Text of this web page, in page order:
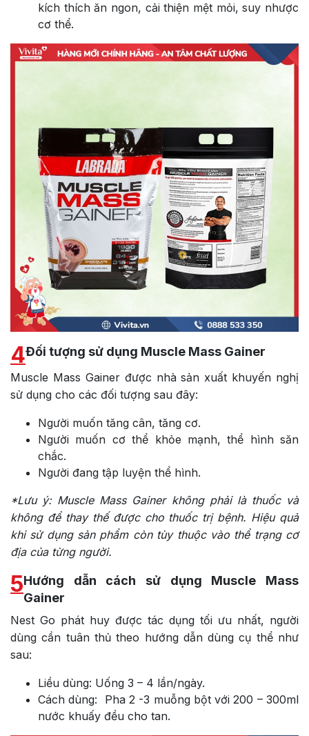
kích thích ăn ngon, cải thiện mệt mỏi, suy nhược
cơ thể.
4Đối tượng sử dụng Muscle Mass Gainer
Muscle Mass Gainer được nhà sản xuất khuyến nghị
sử dụng cho các đối tượng sau đây:
Người muốn tăng cân, tăng cơ.
Người muốn cơ thể khỏe mạnh, thể hình săn
chắc.
Người đang tập luyện thể hình.
*Lưu ý:Muscle Mass Gainer không phải là thuốc và
không để thay thế được cho thuốc trị bệnh. Hiệu quả
khi sử dụng sản phẩm còn tùy thuộc vào thể trạng cơ
địa của từng người.
5Hướng dẫn cách sử dụng Muscle Mass
Gainer
Nest Go phát huy được tác dụng tối ưu nhất, người
dùng cần tuân thủ theo hướng dẫn dùng cụ thể như
sau:
Liều dùng: Uống 3 – 4 lần/ngày.
Cách dùng:
Pha 2 -3 muỗng bột với 200 – 300ml
nước khuấy đều cho tan.